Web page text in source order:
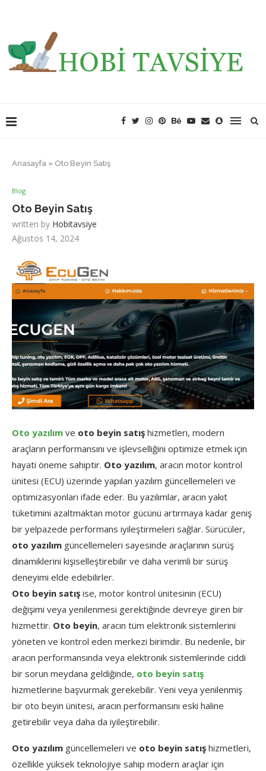
Anasayfa » Oto Beyin Satış
Blog
Oto Beyin Satış
written by Hobitavsiye
Ağustos 14, 2024
Oto yazılım ve oto beyin satış hizmetleri, modern
araçların performansını ve işlevselliğini optimize etmek için
hayati öneme sahiptir. Oto yazılım, aracın motor kontrol
ünitesi (ECU) üzerinde yapılan yazılım güncellemeleri ve
optimizasyonları ifade eder. Bu yazılımlar, aracın yakıt
tüketimini azaltmaktan motor gücünü artırmaya kadar geniş
bir yelpazede performans iyileştirmeleri sağlar. Sürücüler,
oto yazılım güncellemeleri sayesinde araçlarının sürüş
dinamiklerini kişiselleştirebilir ve daha verimli bir sürüş
deneyimi elde edebilirler.
Oto beyin satış ise, motor kontrol ünitesinin (ECU)
değişimi veya yenilenmesi gerektiğinde devreye giren bir
hizmettir. Oto beyin, aracın tüm elektronik sistemlerini
yöneten ve kontrol eden merkezi birimdir. Bu nedenle, bir
aracın performansında veya elektronik sistemlerinde ciddi
bir sorun meydana geldiğinde, oto beyin satış
hizmetlerine başvurmak gerekebilir. Yeni veya yenilenmiş
bir oto beyin ünitesi, aracın performansını eski haline
getirebilir veya daha da iyileştirebilir.
Oto yazılım güncellemeleri ve oto beyin satış hizmetleri,
özellikle yüksek teknolojiye sahip modern araçlar için